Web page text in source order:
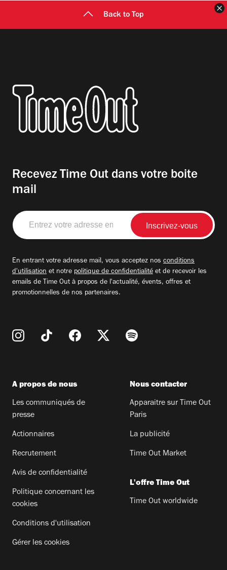
Back to Top
Recevez Time Out dans votre boite
mail
Entrez
votre
adresse
En entrant votre adresse mail, vous acceptez nos conditions
d'utilisation et notre politique de confidentialité et de recevoir les
emails de Time Out à propos de l'actualité, évents, offres et
promotionnelles de nos partenaires.
A propos de nous
Les communiqués de
presse
Actionnaires
Recrutement
Avis de confidentialité
Politique concernant les
cookies
Conditions d'utilisation
Gérer les cookies
Nous contacter
Apparaitre sur Time Out
Paris
La publicité
Time Out Market
L'offre Time Out
Time Out worldwide